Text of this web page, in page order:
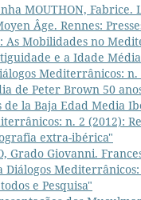
MOUTHON,
Âge. Rennes:
As Mobilidades no
e a Idade
Mediterrânicos:
de Peter Brown 50
de la Baja Edad Media
n. 2 (2012):
extra-ibérica"
Grado Giovanni.
Diálogos
e Pesquisa"